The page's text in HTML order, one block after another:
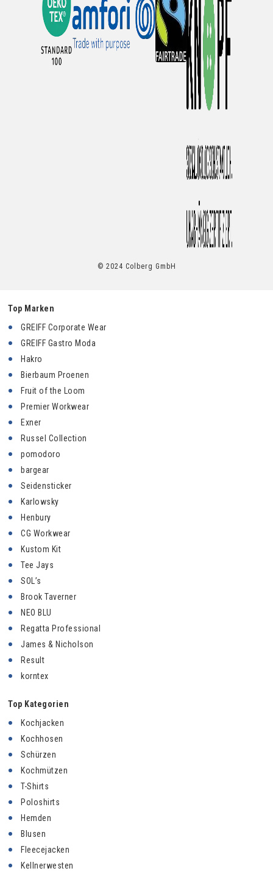
© 2024 Colberg GmbH
Top Marken
GREIFF Corporate Wear
GREIFF Gastro Moda
Hakro
Bierbaum Proenen
Fruit of the Loom
Premier Workwear
Exner
Russel Collection
pomodoro
bargear
Seidensticker
Karlowsky
Henbury
CG Workwear
Kustom Kit
Tee Jays
SOL’s
Brook Taverner
NEO BLU
Regatta Professional
James & Nicholson
Result
korntex
Top Kategorien
Kochjacken
Kochhosen
Schürzen
Kochmützen
T-Shirts
Poloshirts
Hemden
Blusen
Fleecejacken
Kellnerwesten